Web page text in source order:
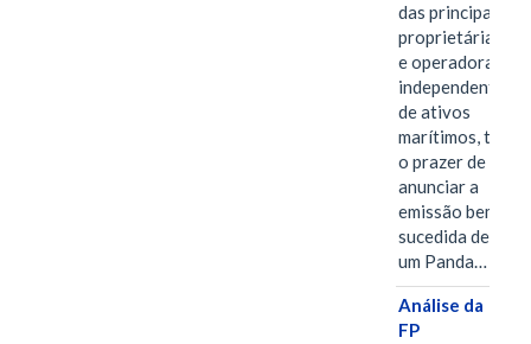
das principais
proprietárias
e operadoras
independentes
de ativos
marítimos, tem
o prazer de
anunciar a
emissão bem-
sucedida de
um Panda…
Análise da
FP